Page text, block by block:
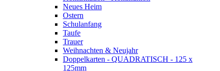
Neues Heim
Ostern
Schulanfang
Taufe
Trauer
Weihnachten & Neujahr
Doppelkarten - QUADRATISCH - 125 x
125mm